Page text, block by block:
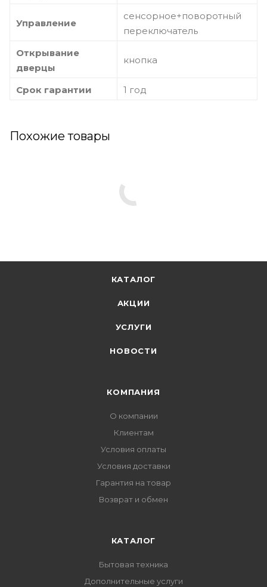
Управление
сенсорное+поворотный
переключатель
Открывание
дверцы
кнопка
Срок гарантии 1 год
Похожие товары
КАТАЛОГ
АКЦИИ
УСЛУГИ
НОВОСТИ
КОМПАНИЯ
О компании
Клиентам
Условия оплаты
Условия доставки
Гарантия на товар
Возврат и обмен
КАТАЛОГ
Бытовая техника
Дополнительные услуги